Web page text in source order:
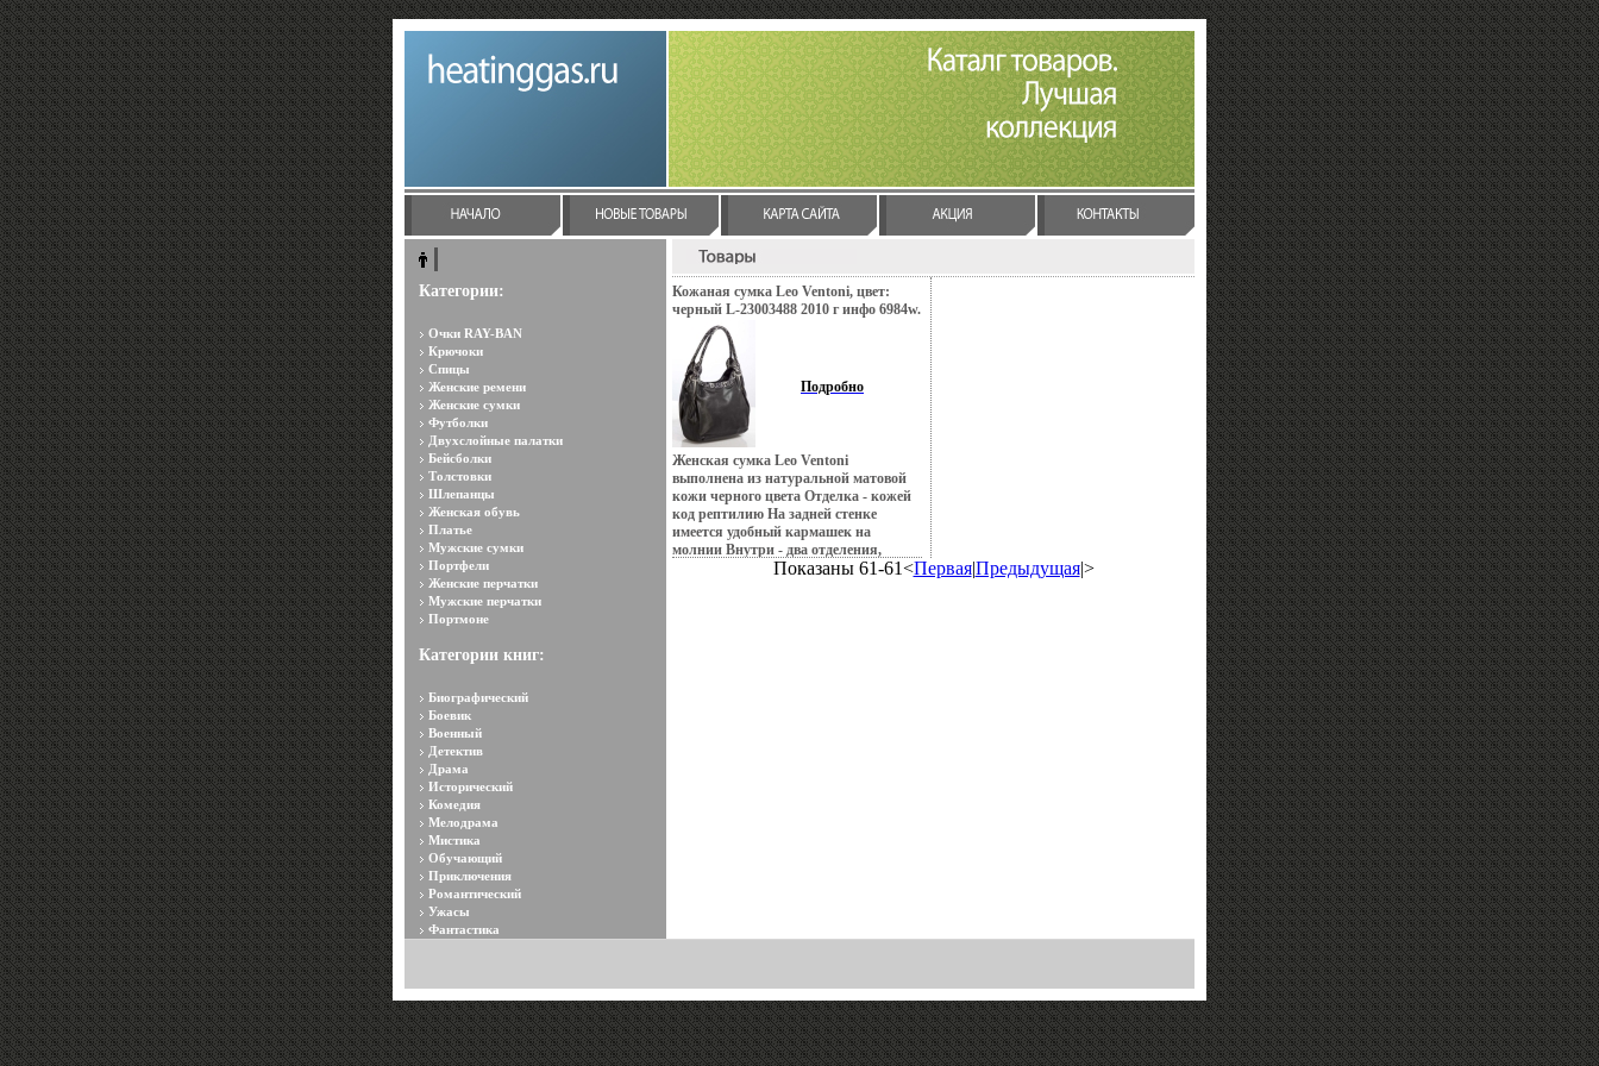
Категории:
Очки RAY-BAN
Крючоки
Спицы
Женские ремени
Женские сумки
Футболки
Двухслойные палатки
Бейсболки
Толстовки
Шлепанцы
Женская обувь
Платье
Мужские сумки
Портфели
Женские перчатки
Мужские перчатки
Портмоне
Категории книг:
Биографический
Боевик
Военный
Детектив
Драма
Исторический
Комедия
Мелодрама
Мистика
Обучающий
Приключения
Романтический
Ужасы
Фантастика
Кожаная сумка Leo Ventoni, цвет:
черный L-23003488 2010 г инфо 6984w.
Подробно
Женская сумка Leo Ventoni
выполнена из натуральной матовой
кожи черного цвета Отделка - кожей
код рептилию На задней стенке
имеется удобный кармашек на
молнии Внутри - два отделения,
разделённые средником нбъпцга
Показаны 61-61<Первая|Предыдущая|>